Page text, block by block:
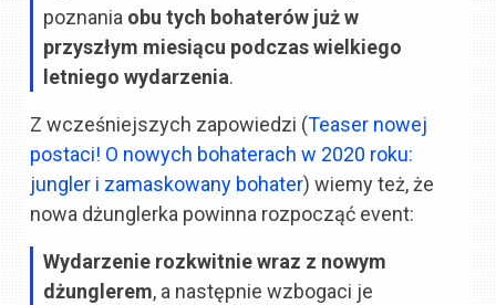
poznania obu tych bohaterów już w
przyszłym miesiącu podczas wielkiego
letniego wydarzenia.
Z wcześniejszych zapowiedzi (Teaser nowej
postaci! O nowych bohaterach w 2020 roku:
jungler i zamaskowany bohater) wiemy też, że
nowa dżunglerka powinna rozpocząć event:
Wydarzenie rozkwitnie wraz z nowym
dżunglerem, a następnie wzbogaci je